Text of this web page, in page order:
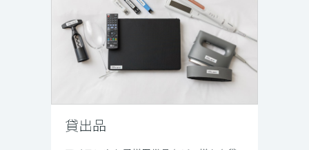
貸出品